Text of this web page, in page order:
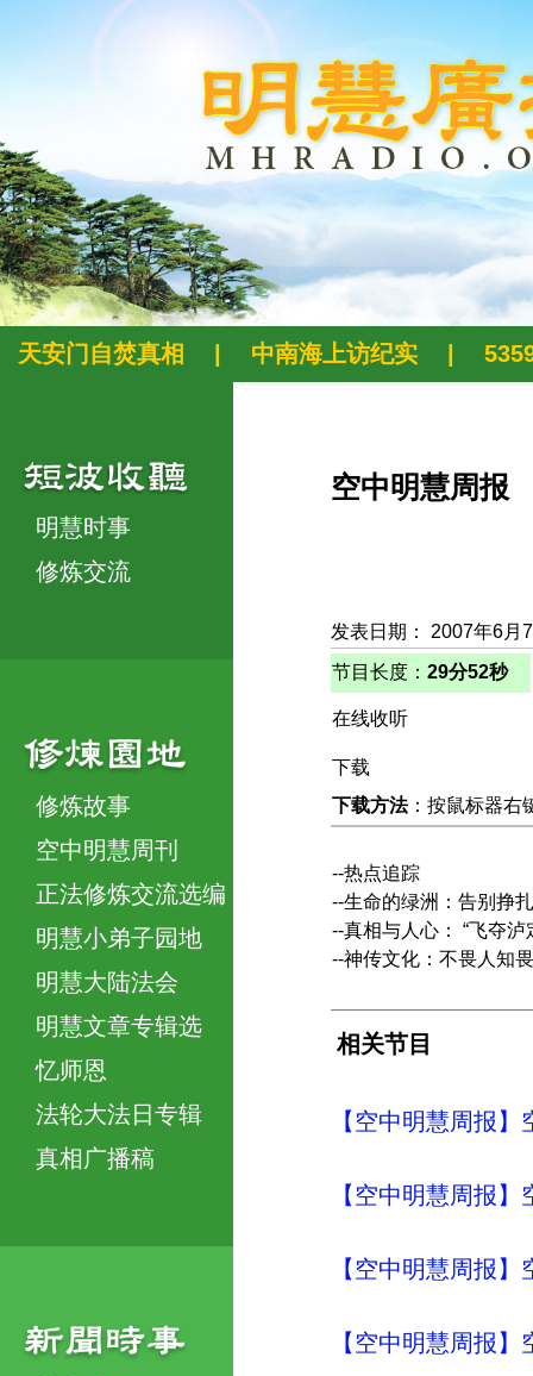
天安门自焚真相 中南海上访纪实
明慧时事
修炼交流
修炼故事
空中明慧周刊
正法修炼交流选编
明慧小弟子园地
明慧大陆法会
明慧文章专辑选
忆师恩
法轮大法日专辑
真相广播稿
空中明慧周报
发表日期： 2007年6月
节目长度： 29分52秒
在线收听
下载
下载方法：按鼠标器右
--热点追踪
--生命的绿洲：告别挣
--真相与人心： “飞夺
--神传文化：不畏人知
相关节目
【空中明慧周报
【空中明慧周报
【空中明慧周报
【空中明慧周报